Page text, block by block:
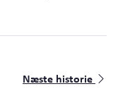
Næste historie